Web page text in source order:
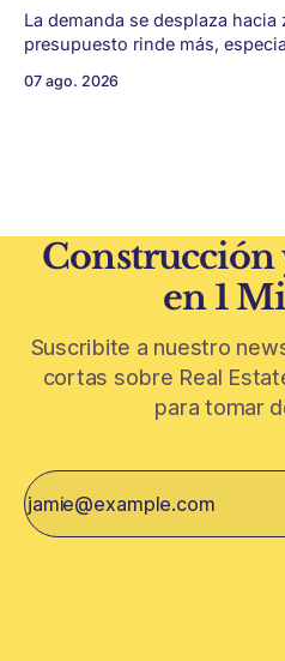
La demanda se desplaza hacia
presupuesto rinde más,
Conurbano vuelve a ganar
07 ago. 2026
Construcción
en 1
Suscribite a nuestro
cortas sobre Real
para tomar